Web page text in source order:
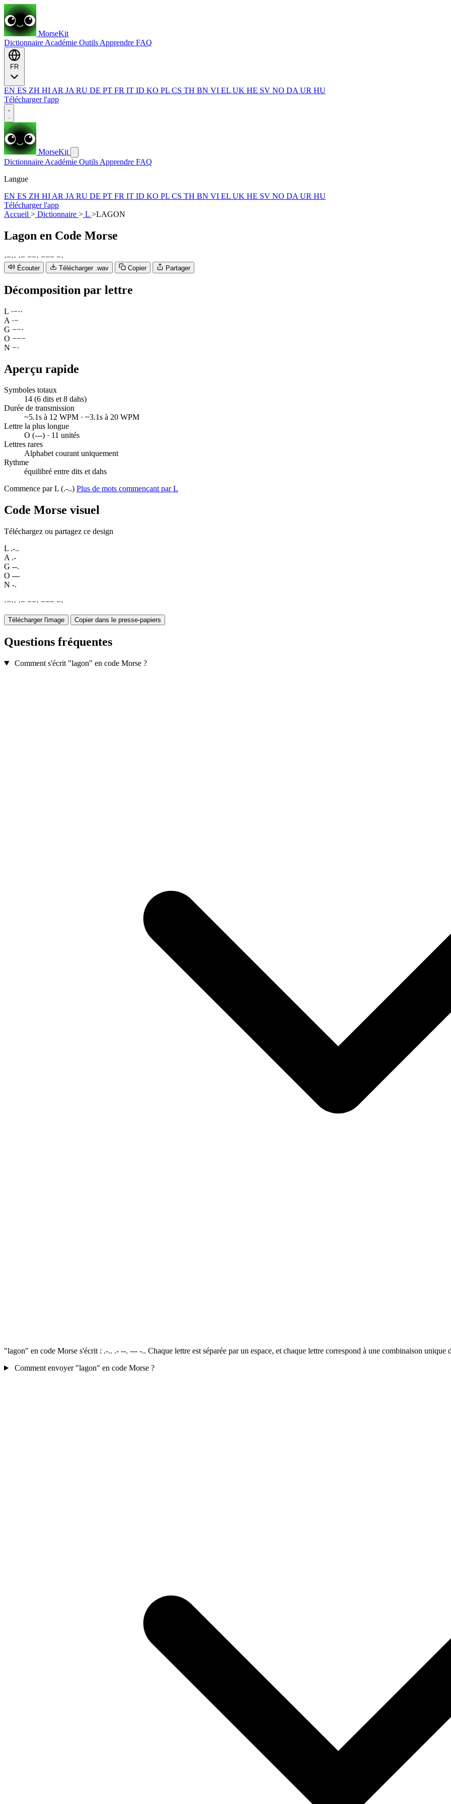
MorseKit
Dictionnaire Académie Outils Apprendre FAQ
EN ES ZH HI AR JA RU DE PT FR IT ID KO PL CS TH BN VI EL UK HE SV NO DA UR HU
Télécharger l'app
MorseKit
Dictionnaire Académie Outils Apprendre FAQ
Langue
EN ES ZH HI AR JA RU DE PT FR IT ID KO PL CS TH BN VI EL UK HE SV NO DA UR HU
Télécharger l'app
Accueil > Dictionnaire > L >LAGON
Lagon en Code Morse
·−·· ·− −−· −−− −·
Écouter Télécharger .wav Copier Partager
Décomposition par lettre
L ·−··
A ·−
G −−·
O −−−
N −·
Aperçu rapide
Symboles totaux
14 (6 dits et 8 dahs)
Durée de transmission
~5.1s à 12 WPM · ~3.1s à 20 WPM
Lettre la plus longue
O (---) · 11 unités
Lettres rares
Alphabet courant uniquement
Rythme
équilibré entre dits et dahs
Commence par L (.-..) Plus de mots commençant par L
Code Morse visuel
Téléchargez ou partagez ce design
L .-..
A .-
G --.
O ---
N -.
·−·· ·− −−· −−− −·
Télécharger l'image Copier dans le presse-papiers
Questions fréquentes
Comment s'écrit "lagon" en code Morse ?
"lagon" en code Morse s'écrit : .-.. .- --. --- -.. Chaque lettre est séparée par un espace, et chaque lettre correspond à une combinaison unique
Comment envoyer "lagon" en code Morse ?